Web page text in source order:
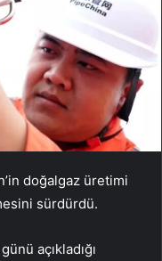
doğalgaz üretimi
sürdürdü.
açıkladığı